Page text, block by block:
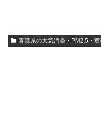
青森県の大気汚染・PM2.5・